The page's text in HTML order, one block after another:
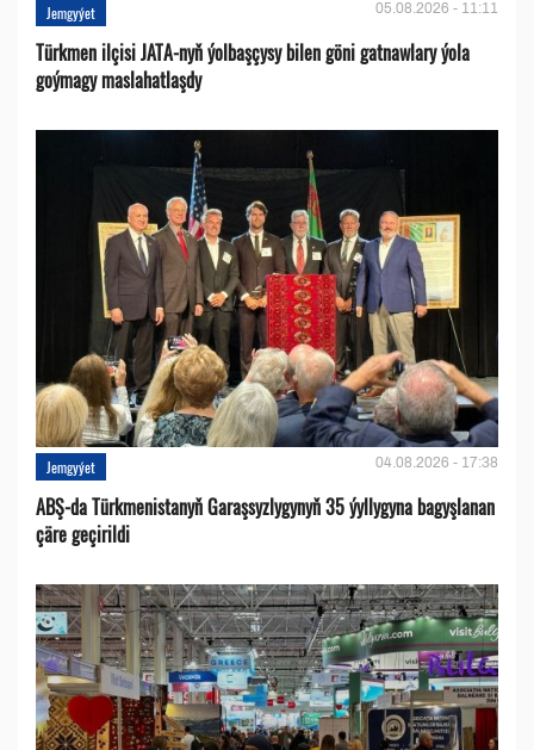
Jemgyýet 05.08.2026 - 11:11
Türkmen ilçisi JATA-nyň ýolbaşçysy bilen göni gatnawlary ýola
goýmagy maslahatlaşdy
Jemgyýet 04.08.2026 - 17:38
ABŞ-da Türkmenistanyň Garaşsyzlygynyň 35 ýyllygyna bagyşlanan
çäre geçirildi